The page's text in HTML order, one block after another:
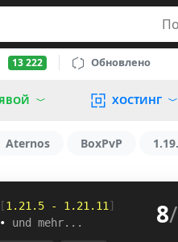
13 222 Обновлено
ХОСТИНГ
Aternos BoxPvP
[1.21.5 - 1.21.11 ]
• und mehr... 8/